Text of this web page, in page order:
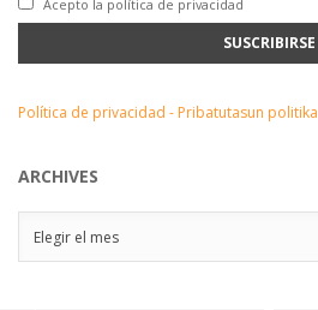
Acepto la política de privacidad
Política de privacidad - Pribatutasun politika
ARCHIVES
Elegir el mes